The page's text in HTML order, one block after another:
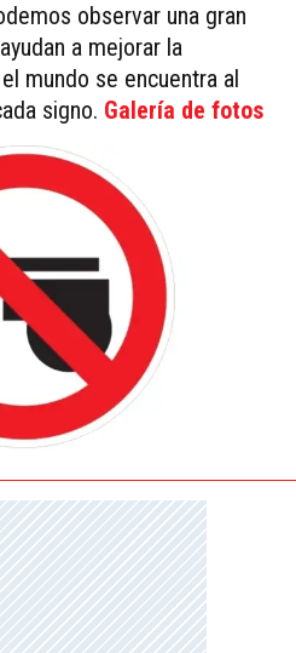
observar una gran
a mejorar la
mundo se encuentra al
signo. Galería de fotos